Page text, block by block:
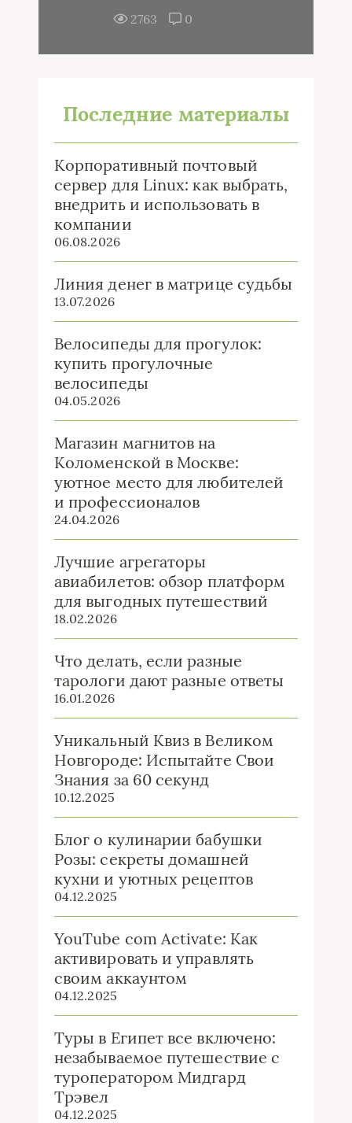
2763
0
Последние материалы
Корпоративный почтовый
сервер для Linux: как выбрать,
внедрить и использовать в
компании
06.08.2026
Линия денег в матрице судьбы
13.07.2026
Велосипеды для прогулок:
купить прогулочные
велосипеды
04.05.2026
Магазин магнитов на
Коломенской в Москве:
уютное место для любителей
и профессионалов
24.04.2026
Лучшие агрегаторы
авиабилетов: обзор платформ
для выгодных путешествий
18.02.2026
Что делать, если разные
тарологи дают разные ответы
16.01.2026
Уникальный Квиз в Великом
Новгороде: Испытайте Свои
Знания за 60 секунд
10.12.2025
Блог о кулинарии бабушки
Розы: секреты домашней
кухни и уютных рецептов
04.12.2025
YouTube com Activate: Как
активировать и управлять
своим аккаунтом
04.12.2025
Туры в Египет все включено:
незабываемое путешествие с
туроператором Мидгард
Трэвел
04.12.2025